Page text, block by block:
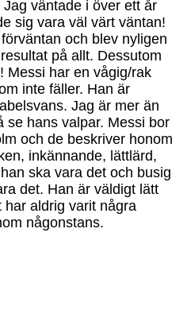
väntade i över ett år
sig vara väl värt väntan!
och blev nyligen
på allt. Dessutom
Messi har en vågig/rak
inte fäller. Han är
Jag är mer än
se hans valpar. Messi bor
och de beskriver honom
inkännande, lättlärd,
ska vara det och busig
det. Han är väldigt lätt
aldrig varit några
någonstans.